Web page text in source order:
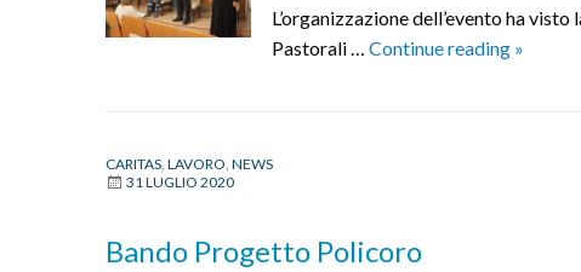
L’organizzazione dell’evento ha
Pastorali …Continue reading Il
»
CARITAS LAVORO NEWS
31 LUGLIO 2020
Bando Progetto Policoro